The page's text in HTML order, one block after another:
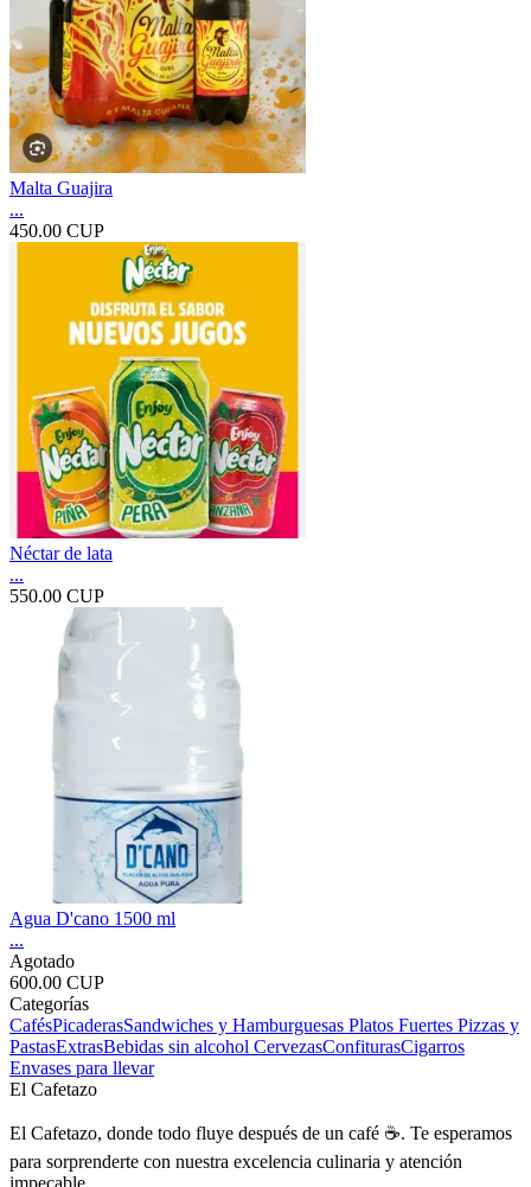
Malta Guajira
...
450.00 CUP
Néctar de lata
...
550.00 CUP
Agua D'cano 1500 ml
...
Agotado
600.00 CUP
Categorías
CafésPicaderasSandwiches y Hamburguesas Platos Fuertes Pizzas y
PastasExtrasBebidas sin alcohol CervezasConfiturasCigarros
Envases para llevar
El Cafetazo
El Cafetazo, donde todo fluye después de un café ☕. Te esperamos
para sorprenderte con nuestra excelencia culinaria y atención